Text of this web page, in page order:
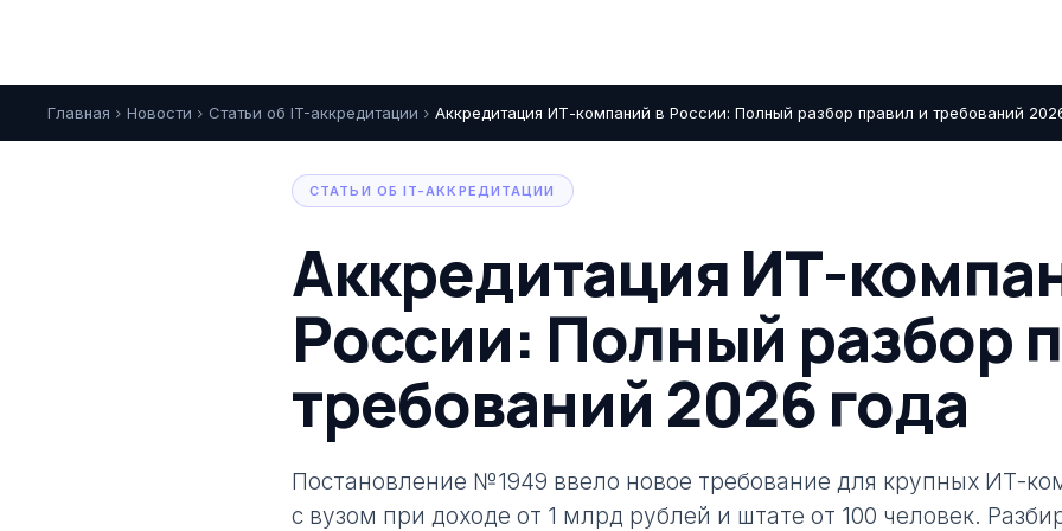
Главная chevron_right Новости chevron_right Статьи об IT-аккредитации chevron_right Аккредитация ИТ-компаний в России: Полный разбор правил и требований
СТАТЬИ ОБ IT-АККРЕДИТАЦИИ
Аккредитация ИТ-
России: Полный разбор
требований 2026 года
Постановление №1949 ввело новое требование для крупных ИТ-
с вузом при доходе от 1 млрд рублей и штате от 100 человек.